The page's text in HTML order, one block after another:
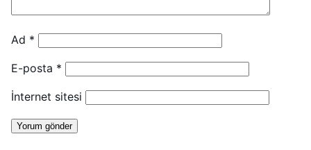
Ad *
E-posta *
İnternet sitesi